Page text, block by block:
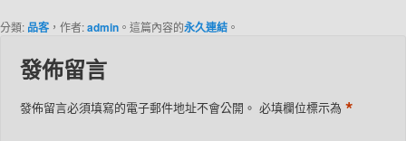
分類: 品客 ，作者:admin 。這篇內容的永久連結 。
發佈留言
發佈留言必須填寫的電子郵件地址不會公開。 必填欄位標示為*